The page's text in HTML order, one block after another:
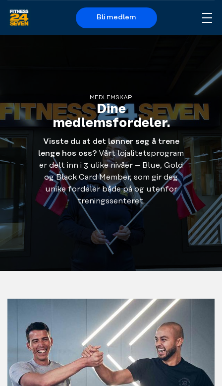
Logo
Bli medlem
MEDLEMSKAP
Dine
medlemsfordeler.
Visste du at det lønner seg å trene
lenge hos oss? Vårt lojalitetsprogram
er delt inn i 3 ulike nivåer – Blue, Gold
og Black Card Member, som gir deg
unike fordeler både på og utenfor
treningssenteret.